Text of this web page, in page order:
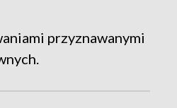
przyznawanymi